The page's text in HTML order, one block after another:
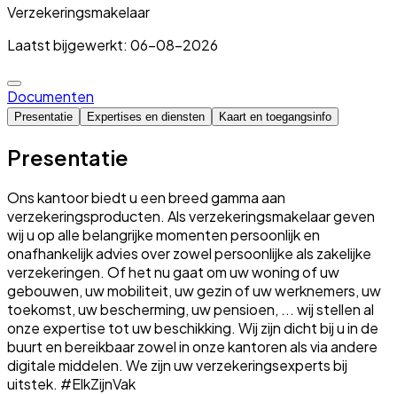
Verzekeringsmakelaar
Laatst bijgewerkt: 06-08-2026
Documenten
Presentatie Expertises en diensten Kaart en toegangsinfo
Presentatie
Ons kantoor biedt u een breed gamma aan
verzekeringsproducten. Als verzekeringsmakelaar geven
wij u op alle belangrijke momenten persoonlijk en
onafhankelijk advies over zowel persoonlijke als zakelijke
verzekeringen. Of het nu gaat om uw woning of uw
gebouwen, uw mobiliteit, uw gezin of uw werknemers, uw
toekomst, uw bescherming, uw pensioen, ... wij stellen al
onze expertise tot uw beschikking. Wij zijn dicht bij u in de
buurt en bereikbaar zowel in onze kantoren als via andere
digitale middelen. We zijn uw verzekeringsexperts bij
uitstek. #ElkZijnVak